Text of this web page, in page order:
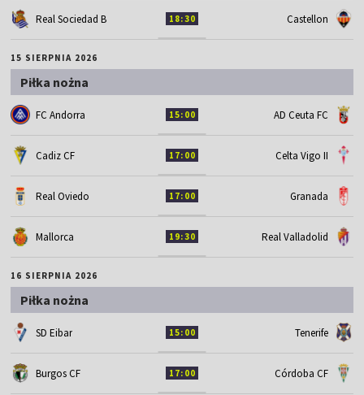
Real Sociedad B 18:30 Castellon
15 SIERPNIA 2026
Piłka nożna
FC Andorra 15:00 AD Ceuta FC
Cadiz CF 17:00 Celta Vigo II
Real Oviedo 17:00 Granada
Mallorca 19:30 Real Valladolid
16 SIERPNIA 2026
Piłka nożna
SD Eibar 15:00 Tenerife
Burgos CF 17:00 Córdoba CF